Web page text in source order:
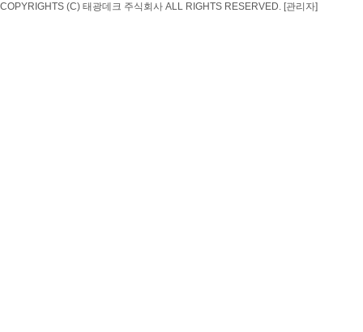
COPYRIGHTS (C) 태광데크 주식회사 ALL RIGHTS RESERVED. [관리자]